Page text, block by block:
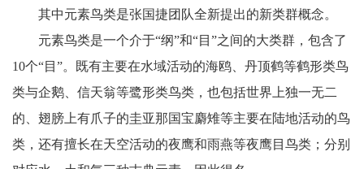
其中元素鸟类是张国捷团队全新提出的新类群概念。
元素鸟类是一个介于“纲”和“目”之间的大类群，包含了
10个“目”。既有主要在水域活动的海鸥、丹顶鹤等鹤形类鸟
类与企鹅、信天翁等鹭形类鸟类，也包括世界上独一无二
的、翅膀上有爪子的圭亚那国宝麝雉等主要在陆地活动的鸟
类，还有擅长在天空活动的夜鹰和雨燕等夜鹰目鸟类；分别